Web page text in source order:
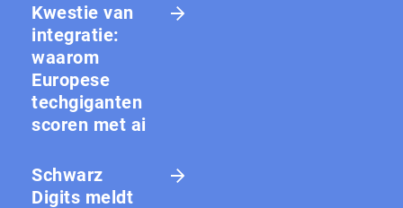
Kwestie van
integratie:
waarom
Europese
techgiganten
scoren met ai
Schwarz
Digits meldt